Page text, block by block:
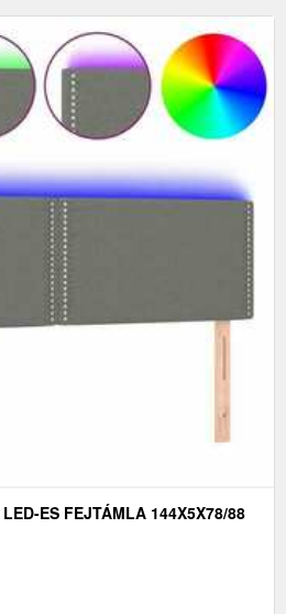
ES FEJTÁMLA 144X5X78/88